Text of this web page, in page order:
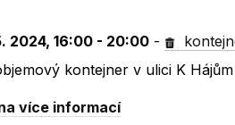
2024, 16:00 - 20:00 -
kontejner v ulici K
více informací